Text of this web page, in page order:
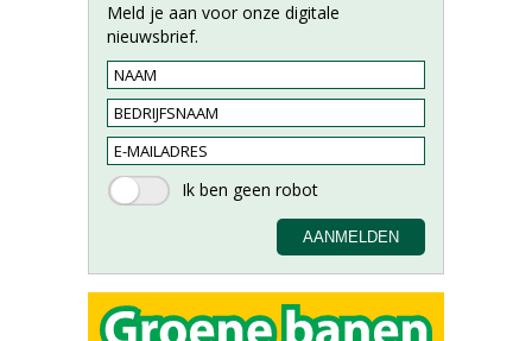
Meld je aan voor onze digitale
nieuwsbrief.